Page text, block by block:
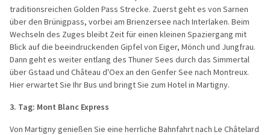
traditionsreichen Golden Pass Strecke. Zuerst geht es von Sarnen
über den Brünigpass, vorbei am Brienzersee nach Interlaken. Beim
Wechseln des Zuges bleibt Zeit für einen kleinen Spaziergang mit
Blick auf die beeindruckenden Gipfel von Eiger, Mönch und Jungfrau.
Dann geht es weiter entlang des Thuner Sees durch das Simmertal
über Gstaad und Château d'Oex an den Genfer See nach Montreux.
Hier erwartet Sie Ihr Bus und bringt Sie zum Hotel in Martigny.
3. Tag: Mont Blanc Express
Von Martigny genießen Sie eine herrliche Bahnfahrt nach Le Châtelard